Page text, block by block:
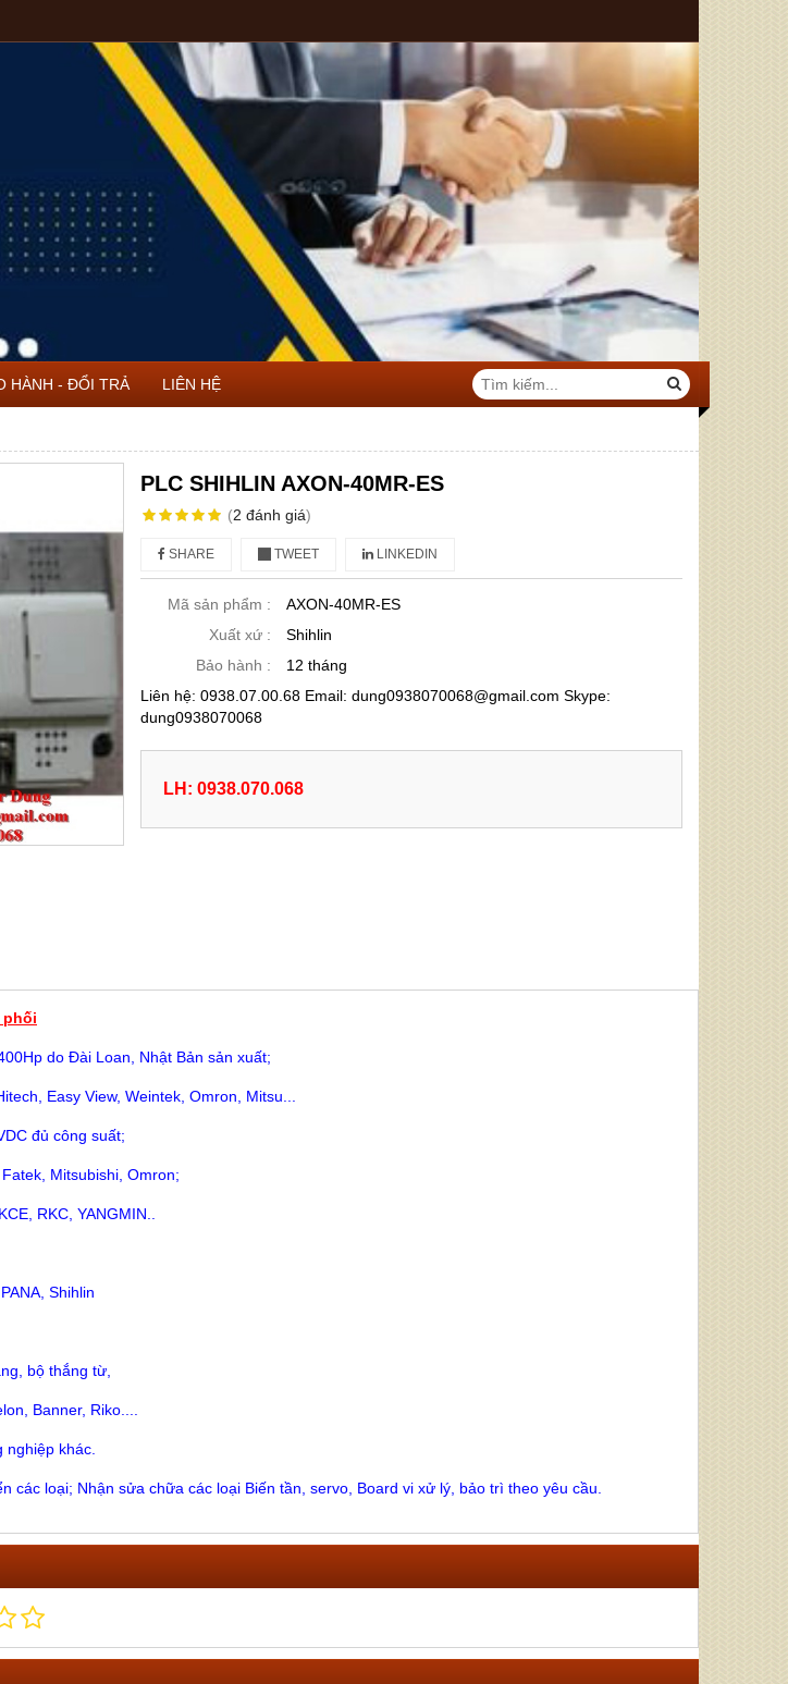
HÀNH - ĐỔI TRẢ LIÊN HỆ
PLC SHIHLIN AXON-40MR-ES
(2 đánh giá)
SHARE TWEET LINKEDIN
Mã sản phẩm :
AXON-40MR-ES
Xuất xứ :
Shihlin
Bảo hành :
12 tháng
Liên hệ: 0938.07.00.68 Email: dung0938070068@gmail.com Skype:
dung0938070068
LH: 0938.070.068
phối
do Đài Loan, Nhật Bản sản xuất;
Easy View, Weintek, Omron, Mitsu...
đủ công suất;
Mitsubishi, Omron;
RKC, YANGMIN..
Shihlin
bộ thắng từ,
Banner, Riko....
nghiệp khác.
các loại; Nhận sửa chữa các loại Biến tần, servo, Board vi xử lý, bảo trì theo yêu cầu.